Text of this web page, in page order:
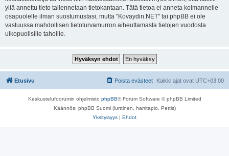
yllä annettu tieto tallennetaan tietokantaan. Tätä tietoa ei anneta kolmannelle
osapuolelle ilman suostumustasi, mutta "Kovaydin.NET" tai phpBB ei ole
vastuussa mahdollisen tietoturvamurron aiheuttamasta tietojen vuodosta
ulkopuolisille tahoille.
Etusivu Kaikki ajat ovat UTC+03:00
Poista evästeet
Keskustelufoorumin ohjelmisto phpBB® Forum Software © phpBB Limited
Käännös: phpBB Suomi (lurttinen, harritapio, Pettis)
Yksityisyys | Ehdot